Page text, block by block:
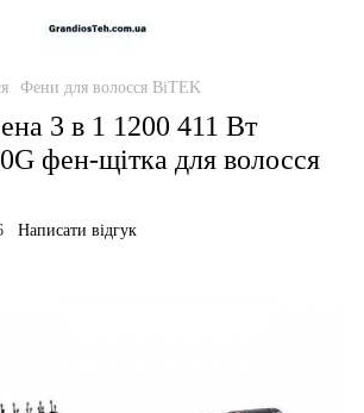
Фени для волосся BiTEK
3 в 1 1200 411 Вт
фен-щітка для волосся
Написати відгук